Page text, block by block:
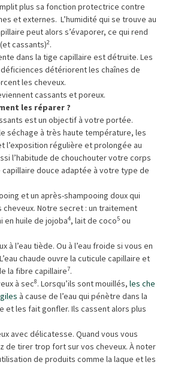
plus sa fonction protectrice contre
et externes. L’humidité qui se trouve au
peut alors s’évaporer, ce qui rend
cassants)2.
dans la tige capillaire est détruite. Les
déficiences détériorent les chaînes de
les cheveux.
cassants et poreux.
les réparer ?
est un objectif à votre portée.
séchage à très haute température, les
régulière et prolongée au
l’habitude de chouchouter votre corps
douce adaptée à votre type de
et un après-shampooing doux qui
cheveux. Notre secret : un traitement
en huile de jojoba4, lait de coco5 ou
à l’eau tiède. Ou à l’eau froide si vous en
chaude ouvre la cuticule capillaire et
la fibre capillaire7.
à sec8. Lorsqu’ils sont mouillés, les che
à cause de l’eau qui pénètre dans la
et les fait gonfler. Ils cassent alors plus
avec délicatesse. Quand vous vous
de tirer trop fort sur vos cheveux. À noter
de produits comme la laque et les